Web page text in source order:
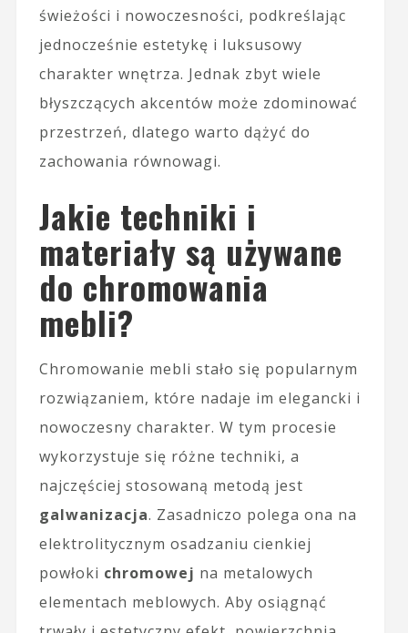
świeżości i nowoczesności, podkreślając
jednocześnie estetykę i luksusowy
charakter wnętrza. Jednak zbyt wiele
błyszczących akcentów może zdominować
przestrzeń, dlatego warto dążyć do
zachowania równowagi.
Jakie techniki i
materiały są używane
do chromowania
mebli?
Chromowanie mebli stało się popularnym
rozwiązaniem, które nadaje im elegancki i
nowoczesny charakter. W tym procesie
wykorzystuje się różne techniki, a
najczęściej stosowaną metodą jest
galwanizacja. Zasadniczo polega ona na
elektrolitycznym osadzaniu cienkiej
powłoki chromowej na metalowych
elementach meblowych. Aby osiągnąć